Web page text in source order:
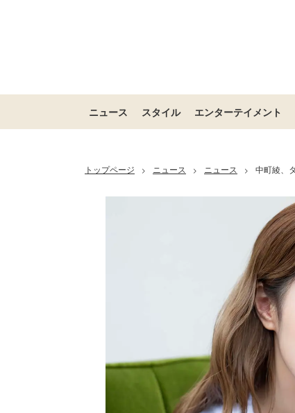
ニュース スタイル エンターテイメント
トップページ > ニュース > ニュース > 中町綾、